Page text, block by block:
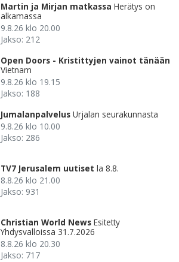
Martin ja Mirjan matkassa Herätys on
alkamassa
9.8.26 klo 20.00
Jakso: 212
Open Doors - Kristittyjen vainot tänään
Vietnam
9.8.26 klo 19.15
Jakso: 188
Jumalanpalvelus Urjalan seurakunnasta
9.8.26 klo 10.00
Jakso: 286
TV7 Jerusalem uutiset la 8.8.
8.8.26 klo 21.00
Jakso: 931
Christian World News Esitetty
Yhdysvalloissa 31.7.2026
8.8.26 klo 20.30
Jakso: 717